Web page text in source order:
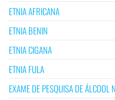
ETNIA AFRICANA
ETNIA BENIN
ETNIA CIGANA
ETNIA FULA
EXAME DE PESQUISA DE ÁLCOOL